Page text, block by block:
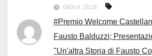
GEN 6, 2018
#Premio Welcome
Fausto Balduzzi;
"Un'altra Storia di Fausto